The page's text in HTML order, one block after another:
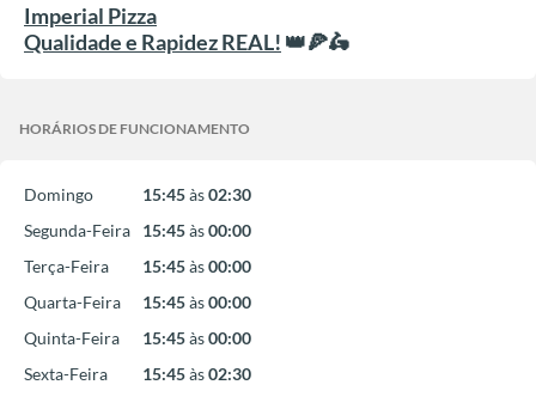
Imperial Pizza
Qualidade e Rapidez REAL! 👑🍕🛵
HORÁRIOS DE FUNCIONAMENTO
Domingo 15:45às02:30
Segunda-Feira
15:45às00:00
Terça-Feira
15:45às00:00
Quarta-Feira
15:45às00:00
Quinta-Feira
15:45às00:00
Sexta-Feira
15:45às02:30